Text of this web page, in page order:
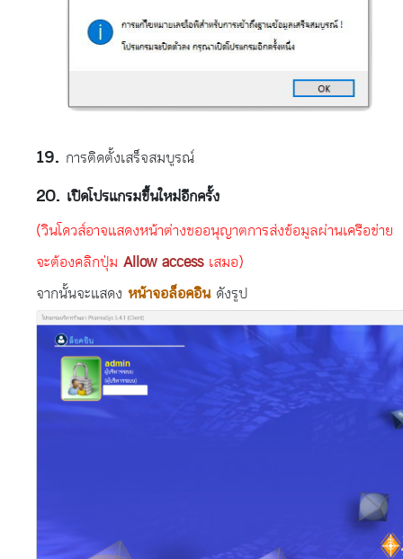
การติดตั้งเสร็จสมบูรณ์
เปิดโปรแกรมขึ้นใหม่อีกครั้ง
(วินโดวส์อาจแสดงหน้าต่างขออนุญาตการส่งข้อมูลผ่านเครือข่าย
จะต้องคลิกปุ่ม Allow accessเสมอ)
จากนั้นจะแสดง หน้าจอล็อคอินดังรูป